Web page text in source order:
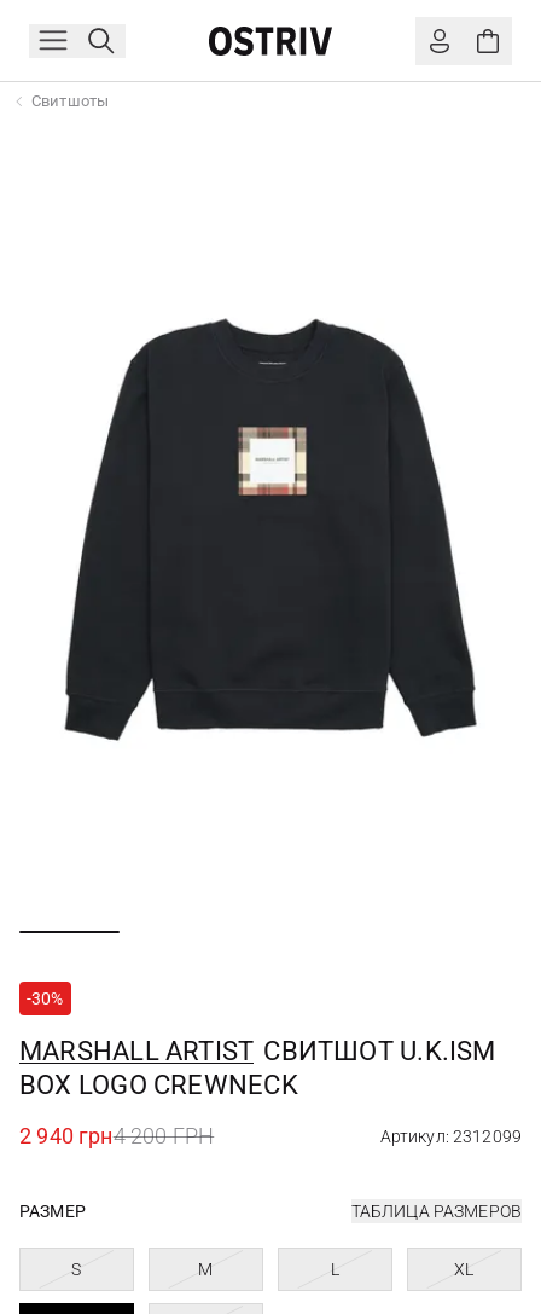
Свитшоты
-30%
MARSHALL ARTIST СВИТШОТ U.K.ISM
BOX LOGO CREWNECK
2 940 грн4 200 ГРН Артикул: 2312099
РАЗМЕР ТАБЛИЦА РАЗМЕРОВ
S M L XL